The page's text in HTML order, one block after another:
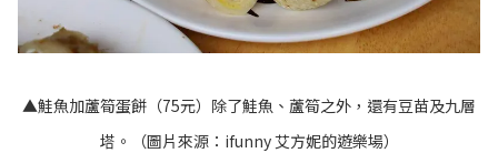
▲鮭魚加蘆筍蛋餅（75元）除了鮭魚、蘆筍之外，還有豆苗及九層
塔。（圖片來源： ifunny 艾方妮的遊樂場）